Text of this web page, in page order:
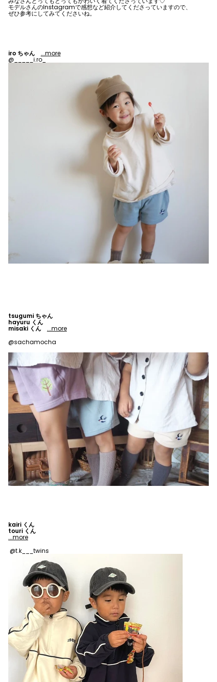
モデルさんのInstagramで感想など紹介してくださっていますので、
ぜひ参考にしてみてくださいね。
iro ちゃん ...more
@_____i.ro_
tsugumi ちゃん
hayuru くん
misaki くん
...more
@sachamocha
kairi くん
touri くん
...more
@t.k___twins